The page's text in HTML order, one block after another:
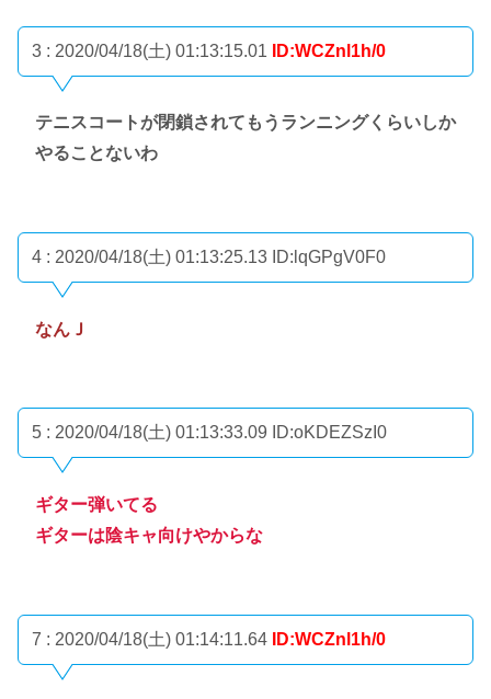
3 : 2020/04/18(土) 01:13:15.01 ID:WCZnl1h/0
テニスコートが閉鎖されてもうランニングくらいしか
やることないわ
4 : 2020/04/18(土) 01:13:25.13 ID:lqGPgV0F0
なんＪ
5 : 2020/04/18(土) 01:13:33.09 ID:oKDEZSzI0
ギター弾いてる
ギターは陰キャ向けやからな
7 : 2020/04/18(土) 01:14:11.64 ID:WCZnl1h/0